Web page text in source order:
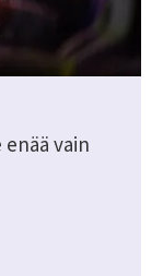
vain